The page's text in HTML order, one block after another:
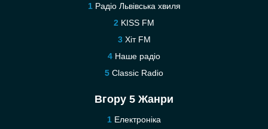
Радіо Львівська хвиля
KISS FM
Хіт FM
Наше радіо
Classic Radio
Вгору 5 Жанри
Електроніка